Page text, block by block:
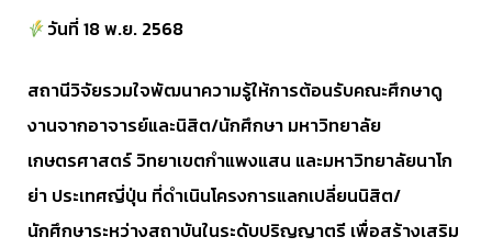
วันที่ 18 พ.ย. 2568
สถานีวิจัยรวมใจพัฒนาความรู้ให้การต้อนรับคณะศึกษาดู
งานจากอาจารย์และนิสิต/นักศึกษา มหาวิทยาลัย
เกษตรศาสตร์ วิทยาเขตกำแพงแสน และมหาวิทยาลัยนาโก
ย่า ประเทศญี่ปุ่น ที่ดำเนินโครงการแลกเปลี่ยนนิสิต/
นักศึกษาระหว่างสถาบันในระดับปริญญาตรี เพื่อสร้างเสริม